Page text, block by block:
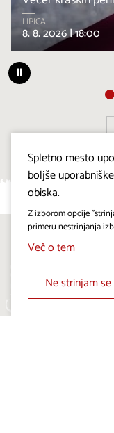
LIPICA
8. 8. 2026 |18:00
⏸
Spletno mesto
boljše
obiska.
Z izborom opcije
primeru nestrinjanja
Več o tem
Ne strinjam se